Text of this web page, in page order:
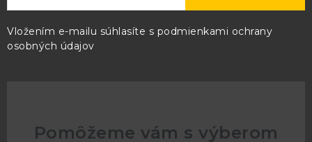
Vložením e-mailu súhlasíte s podmienkami ochrany
osobných údajov
Pomôžeme vám s výberom